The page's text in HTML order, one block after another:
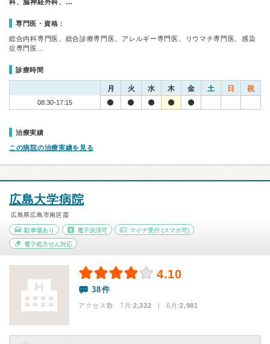
科、脳神経外科、…
専門医・資格：
総合内科専門医、総合診療専門医、アレルギー専門医、リウマチ専門医、感染
症専門医…
診療時間
月 火 水 木 金 土 日 祝
08:30-17:15
治療実績
この病院の治療実績を見る
広島大学病院
広島県広島市南区霞
駐車場あり 電子決済可 マイナ受付 (スマホ可)
電子処方せん対応
4.10
38件
アクセス数 7月:2,332 | 6月:2,981